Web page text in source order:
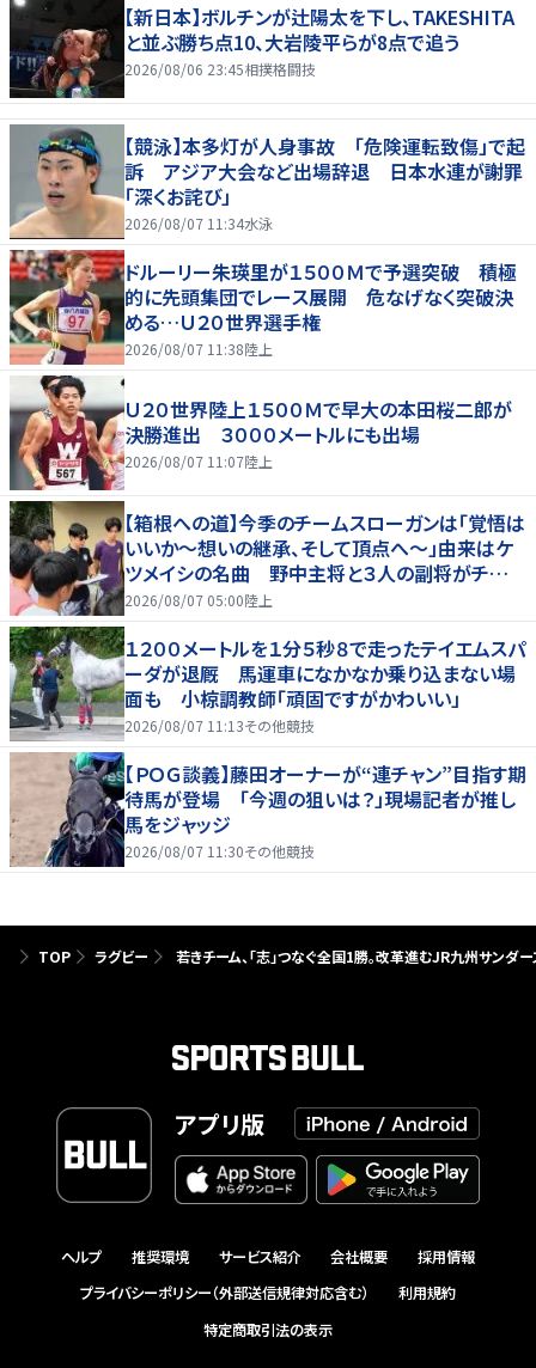
【新日本】ボルチンが辻陽太を下し、TAKESHITA
と並ぶ勝ち点10、大岩陵平らが8点で追う
2026/08/06 23:45相撲格闘技
【競泳】本多灯が人身事故 「危険運転致傷」で起
訴 アジア大会など出場辞退 日本水連が謝罪
「深くお詫び」
2026/08/07 11:34水泳
ドルーリー朱瑛里が１５００Ｍで予選突破 積極
的に先頭集団でレース展開 危なげなく突破決
める…Ｕ２０世界選手権
2026/08/07 11:38陸上
Ｕ２０世界陸上１５００Ｍで早大の本田桜二郎が
決勝進出 ３０００メートルにも出場
2026/08/07 11:07陸上
【箱根への道】今季のチームスローガンは「覚悟は
いいか～想いの継承、そして頂点へ～」由来はケ
ツメイシの名曲 野中主将と３人の副将がチーム
を引っ張る…夏合宿特集第１弾、国学院大
2026/08/07 05:00陸上
１２００メートルを１分５秒８で走ったテイエムスパ
ーダが退厩 馬運車になかなか乗り込まない場
面も 小椋調教師「頑固ですがかわいい」
2026/08/07 11:13その他競技
【ＰＯＧ談義】藤田オーナーが“連チャン”目指す期
待馬が登場 「今週の狙いは？」現場記者が推し
馬をジャッジ
2026/08/07 11:30その他競技
TOP ラグビー 若きチーム、「志」つなぐ全国1勝。改革進むJR九州サンダー
アプリ版
ヘルプ 推奨環境 サービス紹介 会社概要
採用情報
プライバシーポリシー（外部送信規律対応含む）
利用規約
特定商取引法の表示